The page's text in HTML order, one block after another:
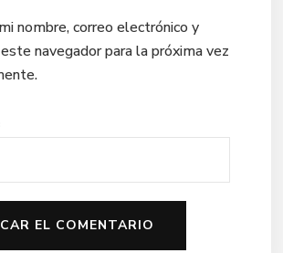
nombre, correo electrónico y
navegador para la próxima vez